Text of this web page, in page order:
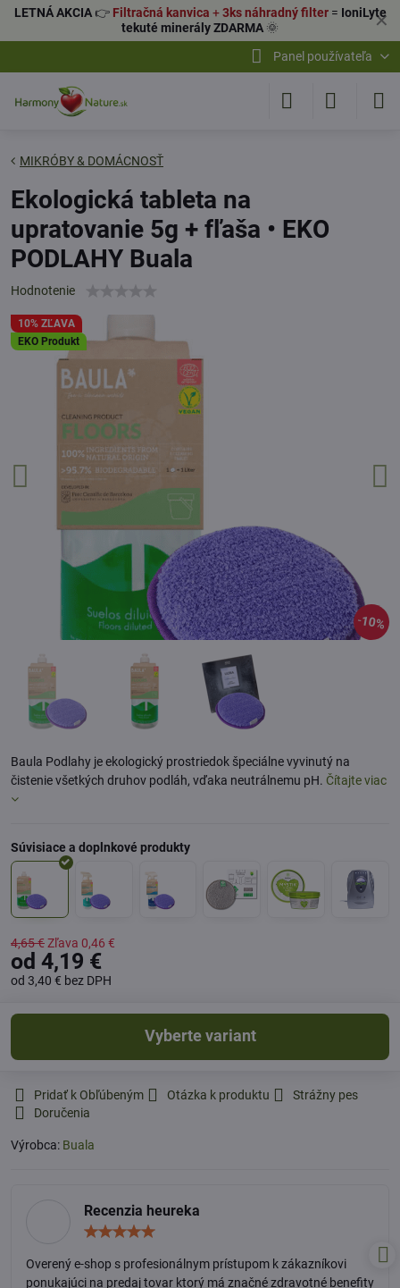
✕
LETNÁ AKCIA👉 Filtračná kanvica +3ks náhradný filter= IoniLyte
tekuté minerály ZDARMA 🌞
Panel používateľa
10% ZĽAVA
EKO Produkt
10%
MIKRÓBY & DOMÁCNOSŤ
Ekologická tableta na
upratovanie 5g + fľaša • EKO
PODLAHY Buala
Hodnotenie
Baula Podlahy je ekologický prostriedok špeciálne vyvinutý na
čistenie všetkých druhov podláh, vďaka neutrálnemu pH. Čítajte viac
4,65 €Zľava 0,46 €
od 4,19 €
od 3,40 € bez DPH
Vyberte variant
Pridať k Obľúbeným Otázka k produktu
Strážny pes
Doručenia
Výrobca: Buala
Recenzia heureka
5
Overený e-shop s profesionálnym prístupom k zákazníkovi
ponukajúci na predaj tovar ktorý má značné zdravotné benefity